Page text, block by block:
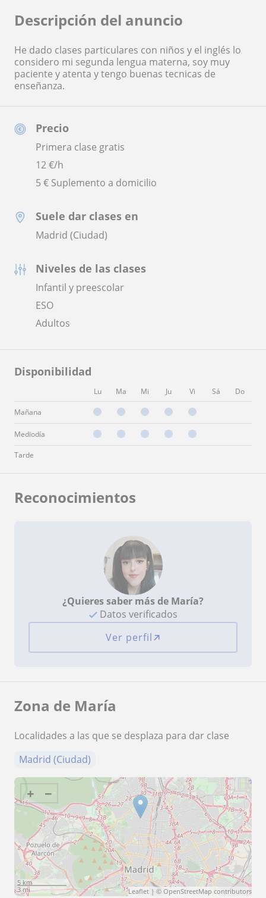
Precio
Primera clase gratis
12€/h
5 € Suplemento a domicilio
Suele dar clases en
Madrid (Ciudad)
Niveles de las clases
Infantil y preescolar
ESO
Adultos
Disponibilidad
Lu Ma Mi Ju Vi Sá Do
Mañana
Mediodía
Tarde
Descripción del anuncio
He dado clases particulares con niños y el inglés lo
considero mi segunda lengua materna, soy muy
paciente y atenta y tengo buenas tecnicas de
enseñanza.
Reconocimientos
¿Quieres saber más de María?
Datos verificados
Ver perfil
Zona de María
Localidades a las que se desplaza para dar clase
Madrid (Ciudad)
+ −
5 km
3 mi
Leaflet | © OpenStreetMap contributors